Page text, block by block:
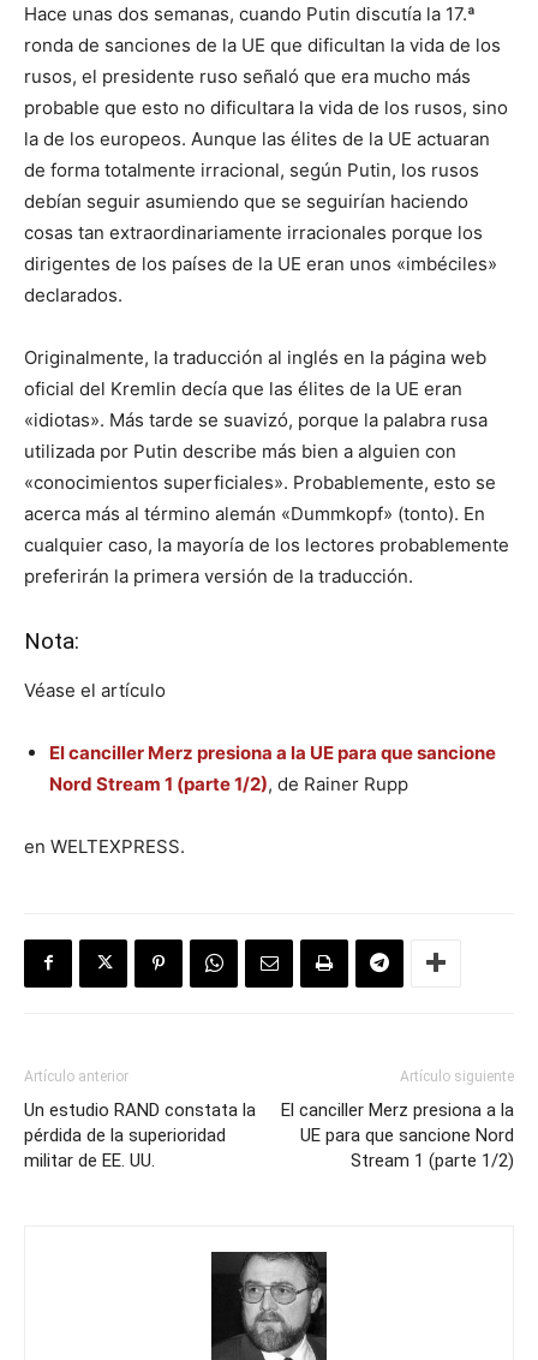
Hace unas dos semanas, cuando Putin discutía la 17.ª
ronda de sanciones de la UE que dificultan la vida de los
rusos, el presidente ruso señaló que era mucho más
probable que esto no dificultara la vida de los rusos, sino
la de los europeos. Aunque las élites de la UE actuaran
de forma totalmente irracional, según Putin, los rusos
debían seguir asumiendo que se seguirían haciendo
cosas tan extraordinariamente irracionales porque los
dirigentes de los países de la UE eran unos «imbéciles»
declarados.
Originalmente, la traducción al inglés en la página web
oficial del Kremlin decía que las élites de la UE eran
«idiotas». Más tarde se suavizó, porque la palabra rusa
utilizada por Putin describe más bien a alguien con
«conocimientos superficiales». Probablemente, esto se
acerca más al término alemán «Dummkopf» (tonto). En
cualquier caso, la mayoría de los lectores probablemente
preferirán la primera versión de la traducción.
Nota:
Véase el artículo
El canciller Merz presiona a la UE para que sancione
Nord Stream 1 (parte 1/2), de Rainer Rupp
en WELTEXPRESS.
Artículo anterior
Un estudio RAND constata la
pérdida de la superioridad
militar de EE. UU.
Artículo siguiente
El canciller Merz presiona a la
UE para que sancione Nord
Stream 1 (parte 1/2)